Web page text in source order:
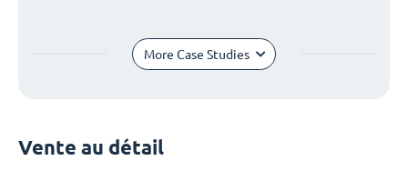
More Case Studies
Vente au détail